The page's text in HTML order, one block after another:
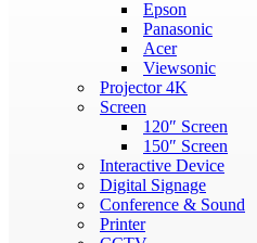
Epson
Panasonic
Acer
Viewsonic
Projector 4K
Screen
120″ Screen
150″ Screen
Interactive Device
Digital Signage
Conference & Sound
Printer